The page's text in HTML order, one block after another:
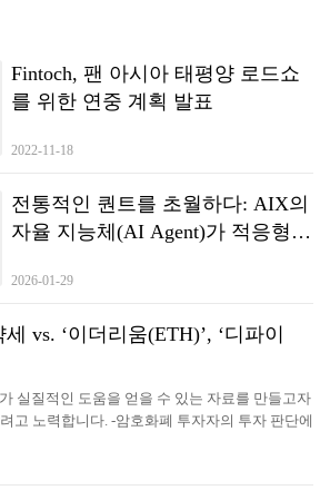
Fintoch, 팬 아시아 태평양 로드쇼
를 위한 연중 계획 발표
2022-11-18
전통적인 퀀트를 초월하다: AIX의
자율 지능체(AI Agent)가 적응형
2026-01-29
vs. ‘이더리움(ETH)’, ‘디파이
실질적인 도움을 얻을 수 있는 자료를 만들고자
고 노력합니다. -암호화폐 투자자의 투자 판단에
효과를 누리고 투자의 인사이트를 얻을 수 있